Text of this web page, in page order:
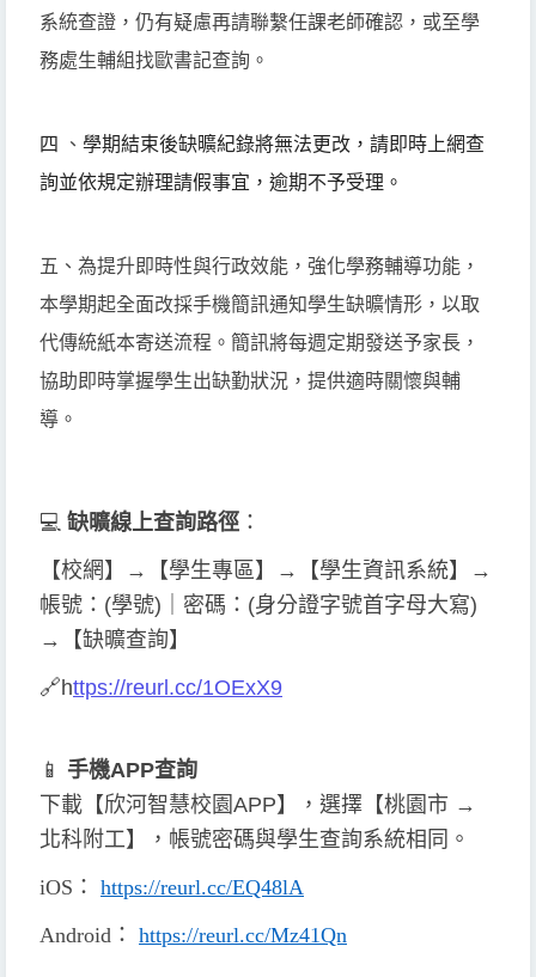
系統查證，仍有疑慮再請聯繫任課老師確認，或至學
務處生輔組找歐書記查詢。
四 、 學期結束後缺曠紀錄將無法更改， 請即時上網查
詢並依規定辦理請假事宜，逾期不予受理。
五、為提升即時性與行政效能，強化學務輔導功能，
本學期起全面改採手機簡訊通知學生缺曠情形，以取
代傳統紙本寄送流程。簡訊將每週定期發送予家長，
協助即時掌握學生出缺勤狀況，提供適時關懷與輔
導。
💻 缺曠線上查詢路徑 ：
【校網】→【學生專區】→【學生資訊系統】→
帳號：(學號)｜密碼：(身分證字號首字母大寫)
→【缺曠查詢】
🔗https://reurl.cc/1OExX9
📱 手機APP查詢
下載【欣河智慧校園APP】，選擇【桃園市 →
北科附工】，帳號密碼與學生查詢系統相同。
iOS ： https://reurl.cc/EQ48lA
Android ： https://reurl.cc/Mz41Qn